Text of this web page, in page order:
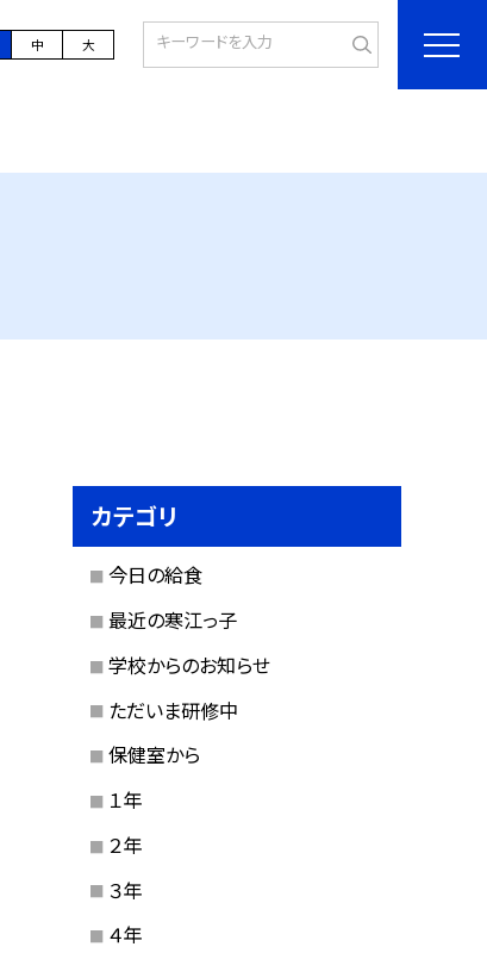
中 大
カテゴリ
今日の給食
最近の寒江っ子
学校からのお知らせ
ただいま研修中
保健室から
１年
２年
３年
４年